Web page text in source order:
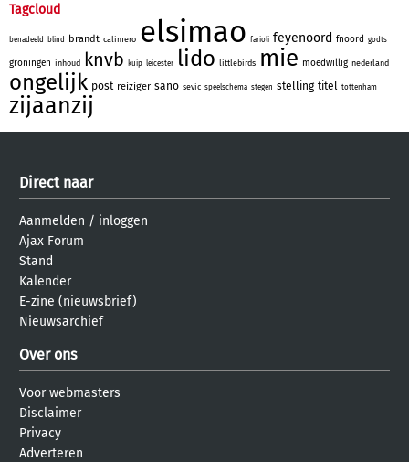
Tagcloud
benadeeld blind brandt calimero elsimao farioli feyenoord fnoord godts
groningen inhoud knvb kuip leicester lido littlebirds mie moedwillig nederland
ongelijk post reiziger sano sevic speelschema stegen stelling titel tottenham
zijaanzij
Direct naar
Aanmelden / inloggen
Ajax Forum
Stand
Kalender
E-zine (nieuwsbrief)
Nieuwsarchief
Over ons
Voor webmasters
Disclaimer
Privacy
Adverteren